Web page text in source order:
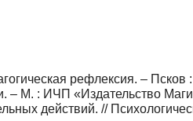
рефлексия. –
– М. : ИЧП «Издательство
действий. //